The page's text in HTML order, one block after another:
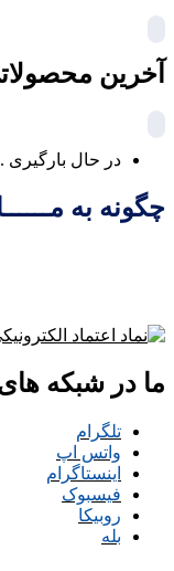
آخرین
در حال بارگیری
چگونه به
ما در شبکه
تلگرام
واتس اپ
اینستاگرام
فیسبوک
روبیکا
بله